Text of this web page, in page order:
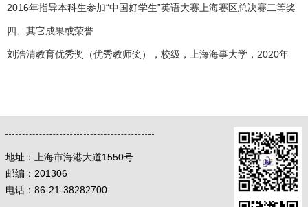
2016年指导本科生参加“中国好学生”英语大赛上海赛区总决赛二等奖
四、其它成果或荣誉
刘浩清教育优秀奖（优秀教师奖），校级，上海海事大学，2020年
地址：
上海市海港大道1550号
邮编： 201306
电话：86-21-38282700